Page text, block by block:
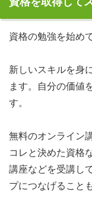
資格の勉強を始め
新しいスキルを身
ます。自分の価値
す。
無料のオンライン
コレと決めた資格
講座などを受講し
プにつなげること